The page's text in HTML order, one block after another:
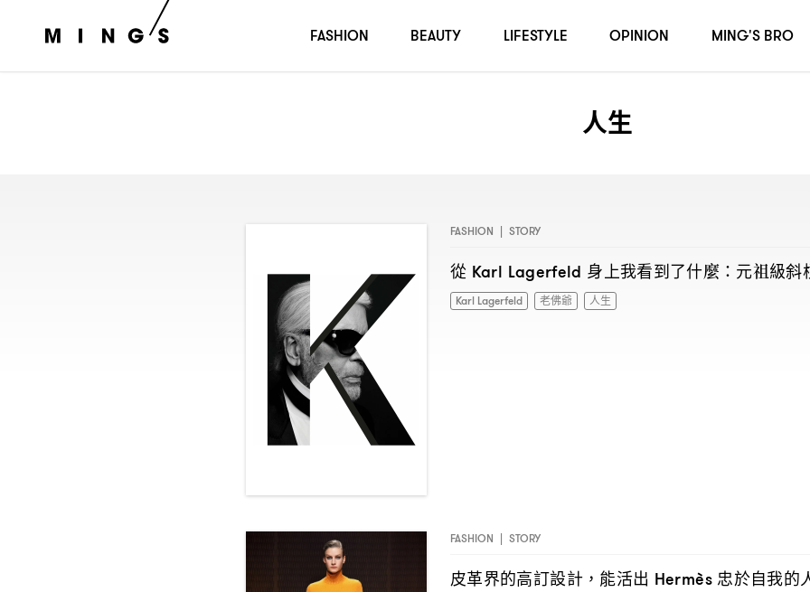
人生
FASHION | STORY
從 Karl Lagerfeld 身上我看到了什麼 ： 元祖級斜
Karl Lagerfeld 老佛爺 人生
FASHION | STORY
皮革界的高訂設計， 能活出 Hermès 忠於自我的
FASHION BEAUTY LIFESTYLE OPINION MING'S BRO